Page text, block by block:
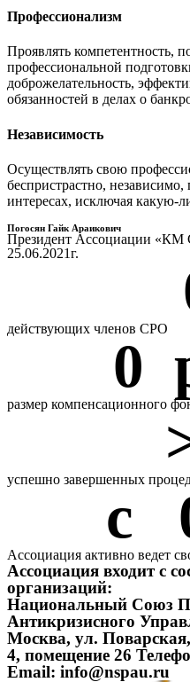
Профессионализм
Проявлять компетентность,
профессиональной
доброжелательность,
обязанностей в делах о
Независимость
Осуществлять свою
беспристрастно,
интересах, исключая какую-
Погосян Гайк Араикович
Президент Ассоциации
25.06.2021г.
действующих членов СРО
0
размер компенсационного
успешно завершенных
с
Ассоциация активно ведет
Ассоциация входит с
организаций:
Национальный Союз
Антикризисного
Москва, ул.
4, помещение 26
Email: info@nspau.ru